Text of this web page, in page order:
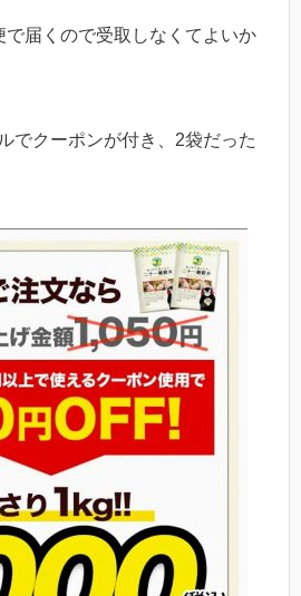
で届くので受取しなくてよいか
でクーポンが付き、2袋だった